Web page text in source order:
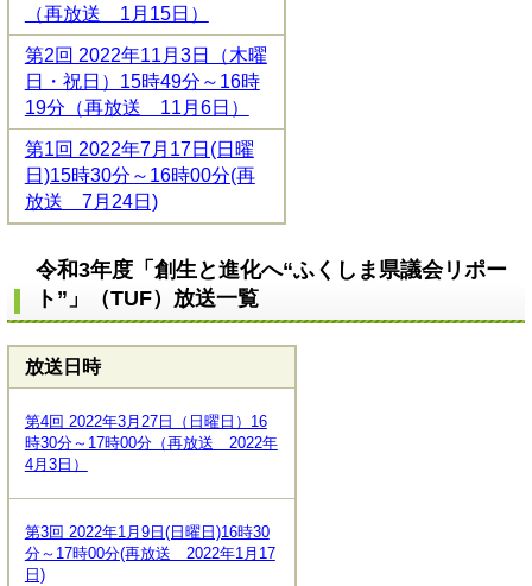
（再放送 1月15日）
第2回 2022年11月3日（木曜
日・祝日）15時49分～16時
19分（再放送 11月6日）
第1回 2022年7月17日(日曜
日)15時30分～16時00分(再
放送 7月24日)
令和3年度「創生と進化へ“ふくしま県議会リポー
ト”」（TUF）放送一覧
放送日時
第4回 2022年3月27日（日曜日）16
時30分～17時00分（再放送 2022年
4月3日）
第3回 2022年1月9日(日曜日)16時30
分～17時00分(再放送 2022年1月17
日)